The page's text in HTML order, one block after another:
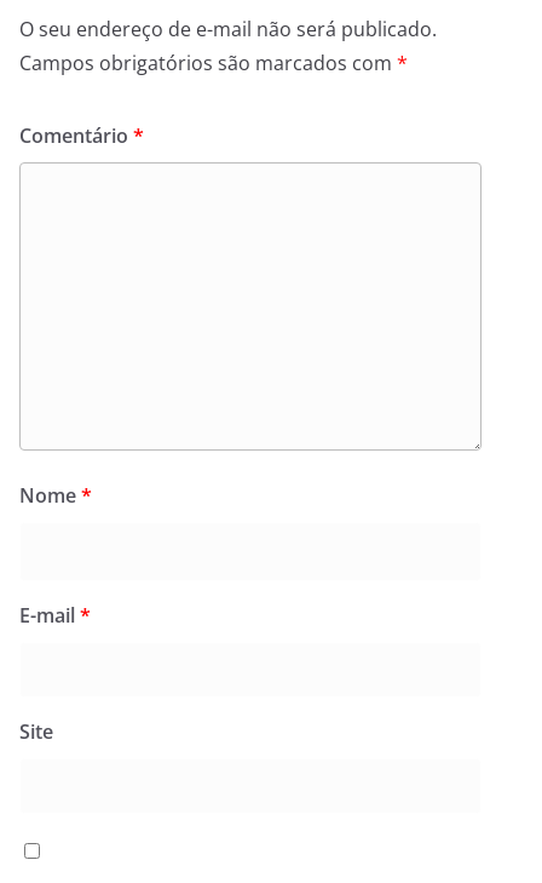
O seu endereço de e-mail não será publicado.
Campos obrigatórios são marcados com *
Comentário *
Nome*
E-mail*
Site